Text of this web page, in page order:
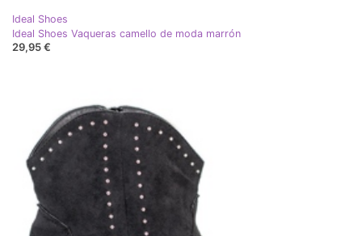
Ideal Shoes
Ideal Shoes Vaqueras camello de moda marrón
29,95 €